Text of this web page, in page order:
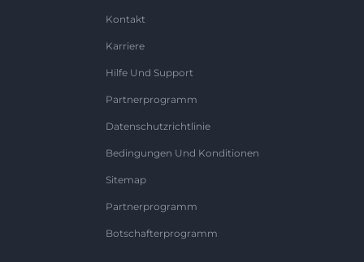
Kontakt
Karriere
Hilfe Und Support
Partnerprogramm
Datenschutzrichtlinie
Bedingungen Und Konditionen
Sitemap
Partnerprogramm
Botschafterprogramm